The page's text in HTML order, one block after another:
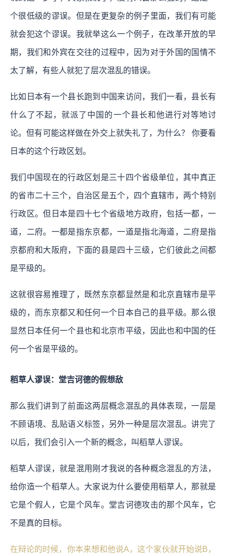
个很低级的谬误。但是在更复杂的例子里面，我们有可能
就会犯这个谬误。我就举这么一个例子，在改革开放的早
期，我们和外宾在交往的过程中，因为对于外国的国情不
太了解，有些人就犯了层次混乱的错误。
比如日本有一个县长跑到中国来访问，我们一看，县长有
什么了不起，就派了中国的一个县长和他进行对等地讨
论。但有可能这样做在外交上就失礼了，为什么？ 你要看
日本的这个行政区划。
我们中国现在的行政区划是三十四个省级单位，其中真正
的省市二十三个，自治区是五个，四个直辖市，两个特别
行政区。但日本是四十七个省级地方政府，包括一都，一
道，二府。一都是指东京都，一道是指北海道，二府是指
京都府和大阪府，下面的县是四十三级，它们彼此之间都
是平级的。
这就很容易推理了，既然东京都显然是和北京直辖市是平
级的，而东京都又和任何一个日本自己的县平级。那么很
显然日本任何一个县也和北京市平级，因此也和中国的任
何一个省是平级的。
稻草人谬误：堂吉诃德的假想敌
那么我们讲到了前面这两层概念混乱的具体表现，一层是
不顾语境、乱贴语义标签，另外一种是层次混乱。讲完了
以后，我们会引入一个新的概念，叫稻草人谬误。
稻草人谬误，就是混用刚才我说的各种概念混乱的方法，
给你造一个稻草人。大家说为什么要使用稻草人，那就是
它是个假人，它是个风车。堂吉诃德攻击的那个风车，它
不是真的目标。
在辩论的时候，你本来想和他说A，这个家伙就开始说B，